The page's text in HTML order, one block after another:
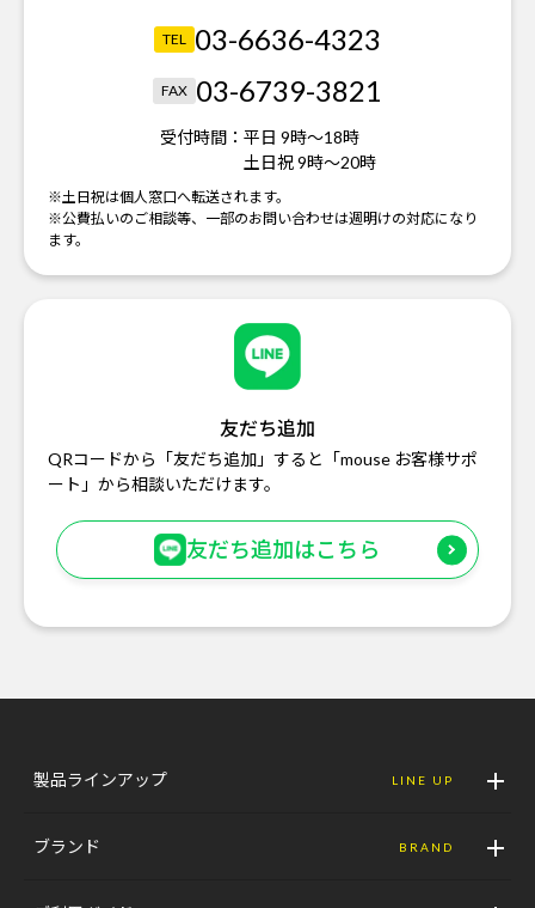
TEL 03-6636-4323
FAX 03-6739-3821
受付時間： 平日 9時～18時
土日祝 9時～20時
※土日祝は個人窓口へ転送されます。
※公費払いのご相談等、一部のお問い合わせは週明けの対応になり
ます。
友だち追加
QRコードから「友だち追加」すると「mouse お客様サポ
ート」から相談いただけます。
友だち追加はこちら
製品ラインアップ LINE UP
ブランド BRAND